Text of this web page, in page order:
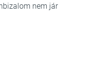
nem jár